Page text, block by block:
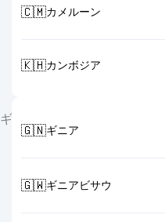
🇨🇲カメルーン
🇰🇭カンボジア
ギ
🇬🇳ギニア
🇬🇼ギニアビサウ